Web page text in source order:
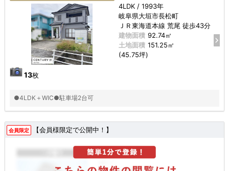
13枚
4LDK / 1993年
岐阜県大垣市長松町
ＪＲ東海道本線 荒尾 徒歩43分
建物面積 92.74㎡
土地面積 151.25㎡
(45.75坪)
●4LDK＋WIC●駐車場2台可
会員限定 【会員様限定で公開中！】